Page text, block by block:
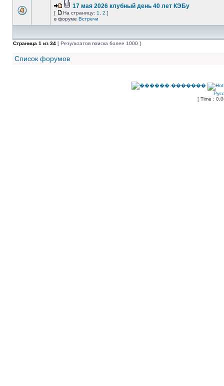
17 мая 2026 клубный день 40 лет КЭБу
[ На страницу: 1 2 ]
в форуме Встречи
Страница 1 из 34 [ Результатов поиска более 1000 ]
Список форумов
[ Time :